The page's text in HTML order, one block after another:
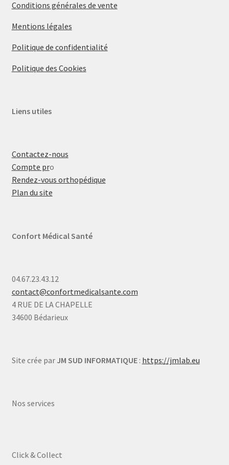
Conditions générales de vente
Mentions légales
Politique de confidentialité
Politique des Cookies
Liens utiles
Contactez-nous
Compte pro
Rendez-vous orthopédique
Plan du site
Confort Médical Santé
04.67.23.43.12
contact@confortmedicalsante.com
4 RUE DE LA CHAPELLE
34600 Bédarieux
Site crée par JM SUD INFORMATIQUE: https://jmlab.eu
Nos services
Click & Collect